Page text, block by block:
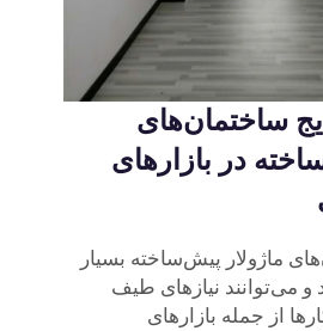
ساختمان‌های
در بازارهای
ماژولار پیش‌ساخته بسیار
و می‌توانند نیازهای طیف
از جمله بازارهای